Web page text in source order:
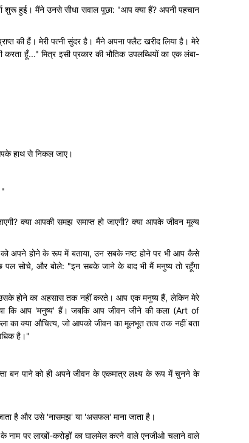
शुरू हुई। मैंने उनसे सीधा सवाल पूछा: "आप क्या हैं? अपनी पहचान
की हैं। मेरी पत्नी सुंदर है। मैंने अपना फ्लैट खरीद लिया है। मेरे
हूँ..." मित्र इसी प्रकार की भौतिक उपलब्धियों का एक लंबा-
हाथ से निकल जाए।
क्या आपकी समझ समाप्त हो जाएगी? क्या आपके जीवन मूल्य
अपने होने के रूप में बताया, उन सबके नष्ट होने पर भी आप कैसे
सोचे, और बोले: "इन सबके जाने के बाद भी मैं मनुष्य तो रहूँगा
उसके होने का अहसास तक नहीं करते। आप एक मनुष्य हैं, लेकिन मेरे
कि आप 'मनुष्य' हैं। जबकि आप जीवन जीने की कला (Art of
क्या औचित्य, जो आपको जीवन का मूलभूत तत्व तक नहीं बता
है।"
बन पाने को ही अपने जीवन के एकमात्र लक्ष्य के रूप में चुनने के
है और उसे 'नासमझ' या 'असफल' माना जाता है।
के नाम पर लाखों-करोड़ों का घालमेल करने वाले एनजीओ चलाने वाले